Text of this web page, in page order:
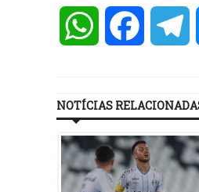
WhatsApp
NOTÍCIAS